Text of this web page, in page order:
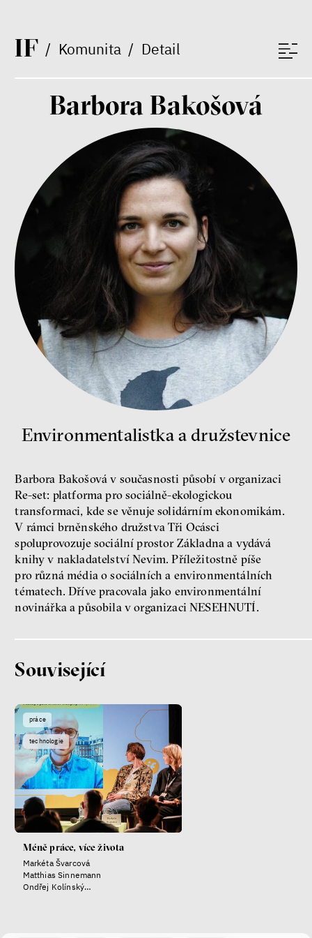
IF/ Komunita/ DetailEnvironmentalista, spisovatel,
Nehrajeme o to, jaké peníze
budeme mít, ale čí budou, říká
ekonom Palanský
Miroslav Palanský, Petr Bittner
rozhovor
peníze ekonomika
Demokracie v limitech.
Jeffrey Winters o tom, jak
pravidla
peníze demokracie
Nová pravidla
Jakub Rákosník
Barbora Bakošová
Environmentalistka a družstevnice
Barbora Bakošová v současnosti působí v organizaci
Re-set: platforma pro sociálně-ekologickou
transformaci, kde se věnuje solidárním ekonomikám.
V rámci brněnského družstva Tři Ocásci
spoluprovozuje sociální prostor Základna a vydává
knihy v nakladatelství Nevim. Příležitostně píše
pro různá média o sociálních a environmentálních
tématech. Dříve pracovala jako environmentální
novinářka a působila v organizaci NESEHNUTÍ.
Související
práce
technologie
Méně práce, více života
Markéta Švarcová
Matthias Sinnemann
Ondřej Kolínský